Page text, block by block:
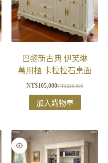
巴黎新古典 伊芙琳
萬用櫃 卡拉拉石桌面
NT$210,000
NT$105,000
加入購物車